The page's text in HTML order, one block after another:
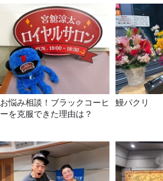
お悩み相談！ブラックコーヒ
ーを克服できた理由は？
鰻パクリ